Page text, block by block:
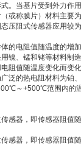
。当基片受到外力作
或称膜片）材料主要
压阻式传感器应用较为
的电阻值随温度的增
镍、锰和铑等材料制造
阻值随温度变化而变
泛的热电阻材料为铂
～+500℃范围内的温
感器，即传感器阻值
感器，即传感器阻值